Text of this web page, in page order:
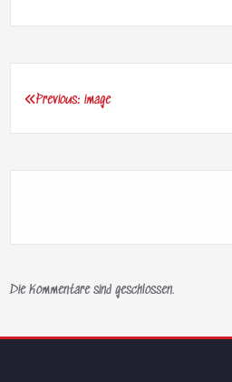
Beitragsnavigation
Previous: image
Die Kommentare sind geschlossen.